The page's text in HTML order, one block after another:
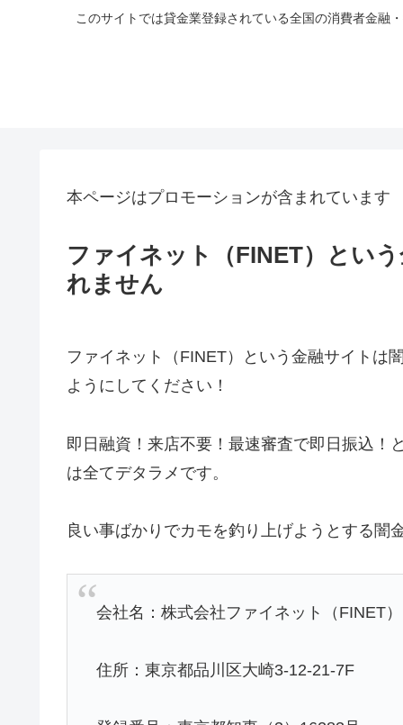
このサイトでは貸金業登録されている全国の消費者金融
本ページはプロモーションが含まれています
ファイネット（FINET）とい
れません
ファイネット（FINET）という金融サイトは
ようにしてください！
即日融資！来店不要！最速審査で即日振込！
は全てデタラメです。
良い事ばかりでカモを釣り上げようとする闇
会社名：株式会社ファイネット（FINET）
住所：東京都品川区大崎3-12-21-7F